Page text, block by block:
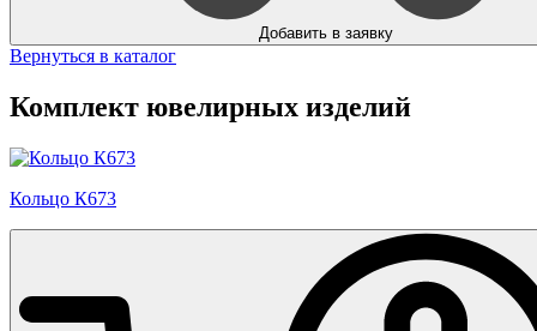
Добавить в заявку
Вернуться в каталог
Комплект ювелирных изделий
Кольцо К673